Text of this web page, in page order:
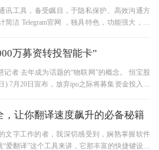
讯工具，备受瞩目，于隐私保护、高效沟通方
洁 Telegram官网 ，独具特色，功能强大，令
万募资转投智能卡”
者 去年成为话题的“物联网”的概念。 恒宝股
) 7月20日宣布，放弃ipo之际将募集资金投入项
，让你翻译速度飙升的必备秘籍
文字工作的者，我深切感受到，娴熟掌握软件
爱翻译”这个工具来讲，它那丰富的快捷键设定